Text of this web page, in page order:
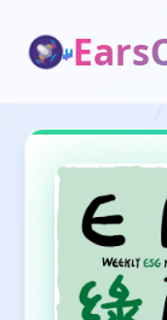
打分
鼠标下留人
删除确
加入